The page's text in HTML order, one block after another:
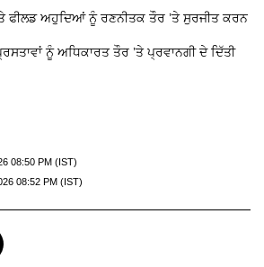
ਫੀਲਡ ਅਹੁਦਿਆਂ ਨੂੰ ਰਣਨੀਤਕ ਤੌਰ ’ਤੇ ਸੁਰਜੀਤ ਕਰਨ
ਨੂੰ ਅਧਿਕਾਰਤ ਤੌਰ ’ਤੇ ਪ੍ਰਵਾਨਗੀ ਦੇ ਦਿੱਤੀ
08:50 PM (IST)
08:52 PM (IST)